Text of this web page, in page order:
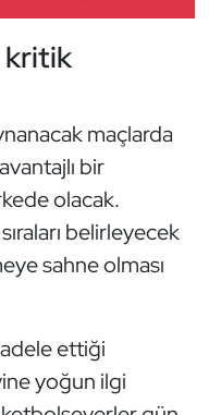
kritik
maçlarda
bir
olacak.
belirleyecek
sahne olması
ettiği
yoğun ilgi